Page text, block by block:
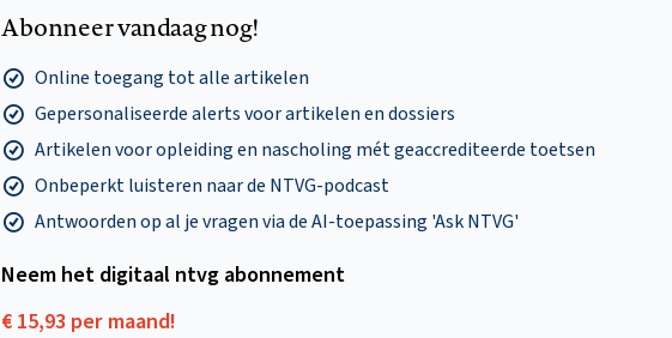
Abonneer vandaag nog!
Online toegang tot alle artikelen
Gepersonaliseerde alerts voor artikelen en dossiers
Artikelen voor opleiding en nascholing mét geaccrediteerde toetsen
Onbeperkt luisteren naar de NTVG-podcast
Antwoorden op al je vragen via de AI-toepassing 'Ask NTVG'
Neem het digitaal ntvg abonnement
€ 15,93 per maand!